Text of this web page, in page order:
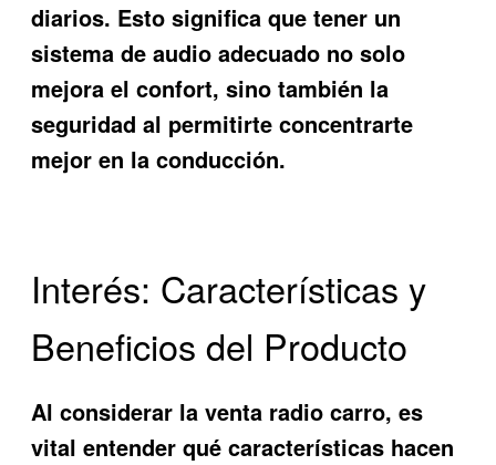
diarios. Esto significa que tener un
sistema de audio adecuado no solo
mejora el confort, sino también la
seguridad al permitirte concentrarte
mejor en la conducción.
Interés: Características y
Beneficios del Producto
Al considerar laventa radio carro, es
vital entender qué características hacen